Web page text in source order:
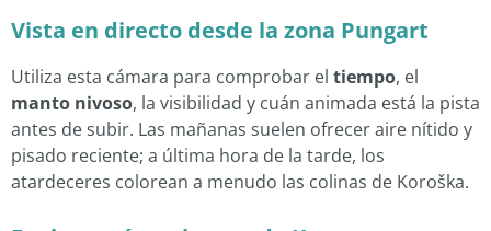
Vista en directo desde la zona Pungart
Utiliza esta cámara para comprobar el tiempo, el
manto nivoso, la visibilidad y cuán animada está la pista
antes de subir. Las mañanas suelen ofrecer aire nítido y
pisado reciente; a última hora de la tarde, los
atardeceres colorean a menudo las colinas de Koroška.